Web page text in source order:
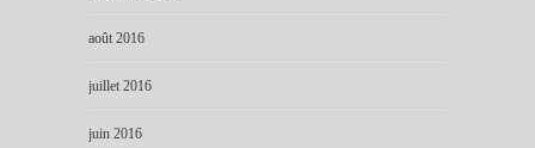
août 2016
juillet 2016
juin 2016